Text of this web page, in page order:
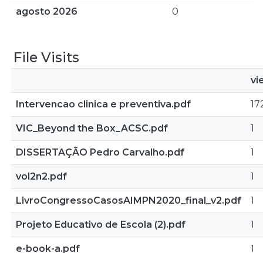
agosto 2026 0
File Visits
Intervencao clinica e preventiva.pdf
VIC_Beyond the Box_ACSC.pdf 1
DISSERTAÇÃO Pedro Carvalho.pdf 1
vol2n2.pdf 1
LivroCongressoCasosAIMPN2020_final_v2.pdf 1
Projeto Educativo de Escola (2).pdf 1
e-book-a.pdf 1